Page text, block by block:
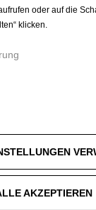
oder auf die
klicken.
AKZEPTIEREN